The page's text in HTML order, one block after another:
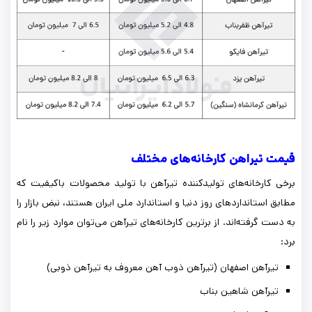
قیمت تیراهن کارخانه‌های مختلف
برخی کارخانه‌های تولیدکننده تیرآهن با تولید محصولات باکیفیت که
مطابق استانداردهای روز دنیا و استاندارد ملی ایران هستند، نبض بازار را
به دست گرفته‌اند. از برترین کارخانه‌های تیرآهن می‌توان موارد زیر را نام
برد:
تیرآهن اصفهان (تیرآهن ذوب آهن معروف به تیرآهن ذوبی)
تیرآهن شاهین بناب